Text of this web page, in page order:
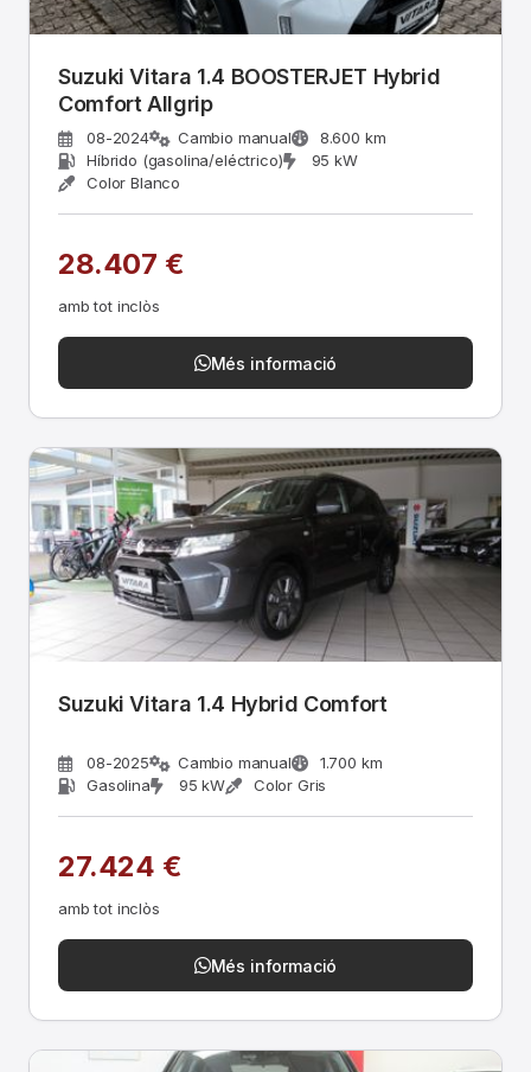
Suzuki Vitara 1.4 BOOSTERJET Hybrid
Comfort Allgrip
08-2024 Cambio manual
8.600 km
Híbrido (gasolina/eléctrico)
95 kW
Color Blanco
28.407 €
amb tot inclòs
Més informació
Suzuki Vitara 1.4 Hybrid Comfort
08-2025 Cambio manual
1.700 km
Gasolina
95 kW Color Gris
27.424 €
amb tot inclòs
Més informació